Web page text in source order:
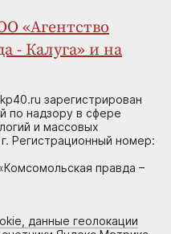
«Агентство
- Калуга» и на
зарегистрирован
по надзору в сфере
и массовых
Регистрационный номер:
правда –
данные геолокации